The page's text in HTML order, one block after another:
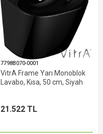
7798B070-0001
VitrA Frame Yarı Monoblok
Lavabo, Kısa, 50 cm, Siyah
21.522 TL